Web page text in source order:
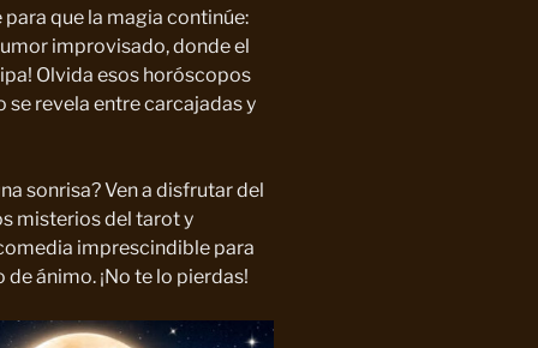
que la magia continúe:
improvisado, donde el
Olvida esos horóscopos
revela entre carcajadas y
sonrisa? Ven a disfrutar del
misterios del tarot y
imprescindible para
ánimo. ¡No te lo pierdas!